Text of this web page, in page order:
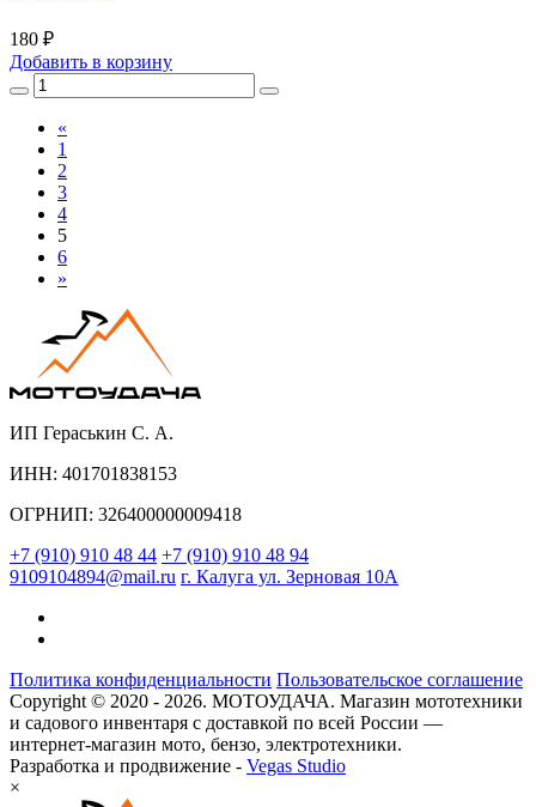
180 ₽
Добавить в корзину
«
1
2
3
4
5
6
»
ИП Гераськин С. А.
ИНН: 401701838153
ОГРНИП: 326400000009418
+7 (910) 910 48 44 +7 (910) 910 48 94
9109104894@mail.ru г. Калуга ул. Зерновая 10А
Политика конфиденциальности Пользовательское соглашение
Copyright © 2020 - 2026. МОТОУДАЧА. Магазин мототехники
и садового инвентаря с доставкой по всей России —
интернет-магазин мото, бензо, электротехники.
Разработка и продвижение - Vegas Studio
×